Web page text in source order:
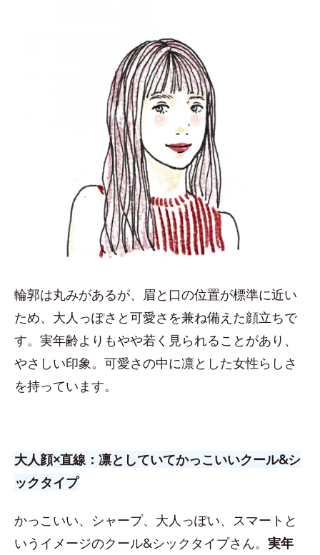
輪郭は丸みがあるが、眉と口の位置が標準に近い
ため、大人っぽさと可愛さを兼ね備えた顔立ちで
す。実年齢よりもやや若く見られることがあり、
やさしい印象。可愛さの中に凛とした女性らしさ
を持っています。
大人顔×直線：凛としていてかっこいいクール&シ
ックタイプ
かっこいい、シャープ、大人っぽい、スマートと
いうイメージのクール&シックタイプさん。 実年